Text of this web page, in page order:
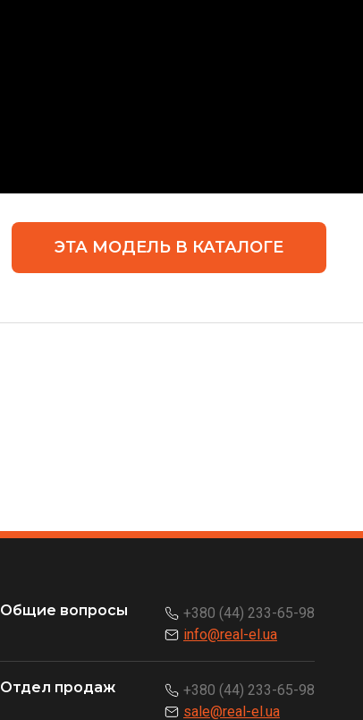
ЭТА МОДЕЛЬ В КАТАЛОГЕ
Общие вопросы
+380 (44) 233-65-98
info@real-el.ua
Отдел продаж
+380 (44) 233-65-98
sale@real-el.ua